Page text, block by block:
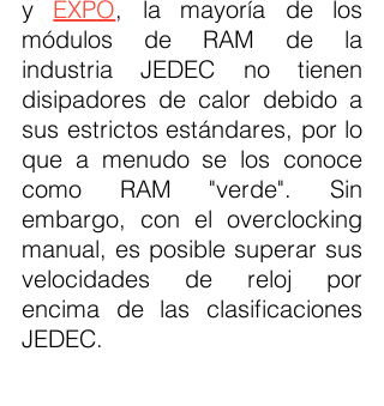
y EXPO, la mayoría de los
módulos de RAM de la
industria JEDEC no tienen
disipadores de calor debido a
sus estrictos estándares, por lo
que a menudo se los conoce
como RAM "verde". Sin
embargo, con el overclocking
manual, es posible superar sus
velocidades de reloj por
encima de las clasificaciones
JEDEC.